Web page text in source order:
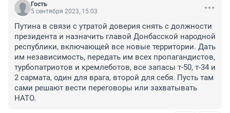
Гость
5 сентября 2023, 15:03
Путина в связи с утратой доверия снять с должности
президента и назначить главой Донбасской народной
республики, включающей все новые территории. Дать
им независимость, передать им всех пропагандистов,
турбопатриотов и кремлеботов, все запасы т-50, т-34 и
2 сармата, один для врага, второй для себя. Пусть там
сами решают вести переговоры или захватывать
НАТО.